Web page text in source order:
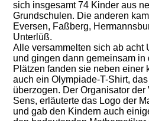
sich insgesamt 74 Kinder aus
Grundschulen. Die anderen
Eversen, Faßberg,
Unterlüß.
Alle versammelten sich ab acht
und gingen dann gemeinsam in
Plätzen fanden sie neben einer
auch ein Olympiade-T-Shirt,
überzogen. Der Organisator der
Sens, erläuterte das Logo der
und gab den Kindern auch